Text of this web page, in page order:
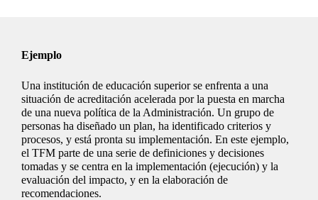
Ejemplo
Una institución de educación superior se enfrenta a una
situación de acreditación acelerada por la puesta en marcha
de una nueva política de la Administración. Un grupo de
personas ha diseñado un plan, ha identificado criterios y
procesos, y está pronta su implementación. En este ejemplo,
el TFM parte de una serie de definiciones y decisiones
tomadas y se centra en la implementación (ejecución) y la
evaluación del impacto, y en la elaboración de
recomendaciones.